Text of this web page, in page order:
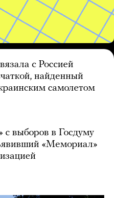
с Россией
найденный
самолетом
с выборов в Госдуму
«Мемориал»